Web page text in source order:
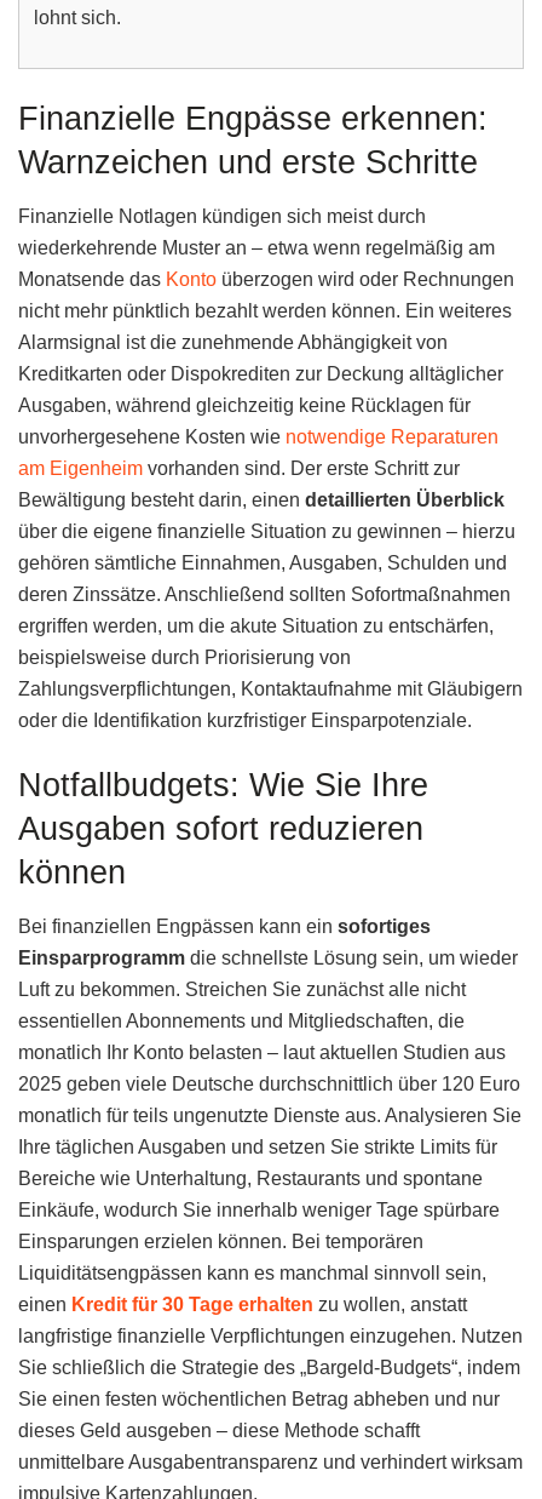
lohnt sich.
Finanzielle Engpässe erkennen:
Warnzeichen und erste Schritte
Finanzielle Notlagen kündigen sich meist durch
wiederkehrende Muster an – etwa wenn regelmäßig am
Monatsende das Konto überzogen wird oder Rechnungen
nicht mehr pünktlich bezahlt werden können. Ein weiteres
Alarmsignal ist die zunehmende Abhängigkeit von
Kreditkarten oder Dispokrediten zur Deckung alltäglicher
Ausgaben, während gleichzeitig keine Rücklagen für
unvorhergesehene Kosten wie notwendige Reparaturen
am Eigenheim vorhanden sind. Der erste Schritt zur
Bewältigung besteht darin, einen detaillierten Überblick
über die eigene finanzielle Situation zu gewinnen – hierzu
gehören sämtliche Einnahmen, Ausgaben, Schulden und
deren Zinssätze. Anschließend sollten Sofortmaßnahmen
ergriffen werden, um die akute Situation zu entschärfen,
beispielsweise durch Priorisierung von
Zahlungsverpflichtungen, Kontaktaufnahme mit Gläubigern
oder die Identifikation kurzfristiger Einsparpotenziale.
Notfallbudgets: Wie Sie Ihre
Ausgaben sofort reduzieren
können
Bei finanziellen Engpässen kann ein sofortiges
Einsparprogramm die schnellste Lösung sein, um wieder
Luft zu bekommen. Streichen Sie zunächst alle nicht
essentiellen Abonnements und Mitgliedschaften, die
monatlich Ihr Konto belasten – laut aktuellen Studien aus
2025 geben viele Deutsche durchschnittlich über 120 Euro
monatlich für teils ungenutzte Dienste aus. Analysieren Sie
Ihre täglichen Ausgaben und setzen Sie strikte Limits für
Bereiche wie Unterhaltung, Restaurants und spontane
Einkäufe, wodurch Sie innerhalb weniger Tage spürbare
Einsparungen erzielen können. Bei temporären
Liquiditätsengpässen kann es manchmal sinnvoll sein,
einen Kredit für 30 Tage erhalten zu wollen, anstatt
langfristige finanzielle Verpflichtungen einzugehen. Nutzen
Sie schließlich die Strategie des „Bargeld-Budgets“, indem
Sie einen festen wöchentlichen Betrag abheben und nur
dieses Geld ausgeben – diese Methode schafft
unmittelbare Ausgabentransparenz und verhindert wirksam
impulsive Kartenzahlungen.